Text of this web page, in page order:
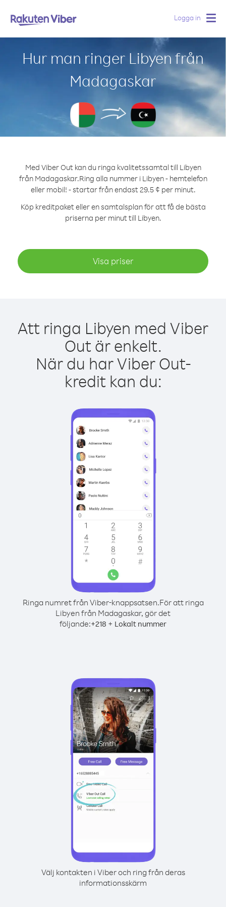
Logga in
Hur man ringer Libyen från
Madagaskar
Med Viber Out kan du ringa kvalitetssamtal till Libyen
från Madagaskar.Ring alla nummer i Libyen - hemtelefon
eller mobil! - startar från endast 29.5 ¢ per minut.
Köp kreditpaket eller en samtalsplan för att få de bästa
priserna per minut till Libyen.
Visa priser
Att ringa Libyen med Viber
Out är enkelt.
När du har Viber Out-
kredit kan du:
Ringa numret från Viber-knappsatsen.För att ringa
Libyen från Madagaskar, gör det
följande:+218 + Lokalt nummer
Välj kontakten i Viber och ring från deras
informationsskärm